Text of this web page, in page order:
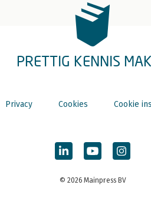
PRETTIG KENNIS
Privacy Cookies Cookie
© 2026 Mainpress BV